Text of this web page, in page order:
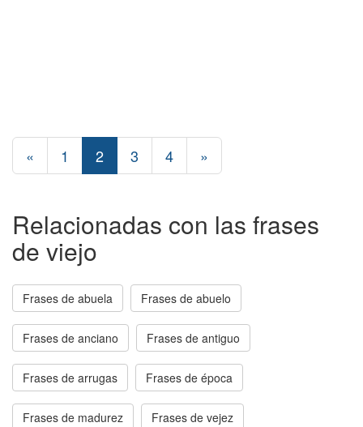
« 1 2 3 4 »
Relacionadas con las frases
de viejo
Frases de abuela Frases de abuelo
Frases de anciano Frases de antiguo
Frases de arrugas Frases de época
Frases de madurez Frases de vejez